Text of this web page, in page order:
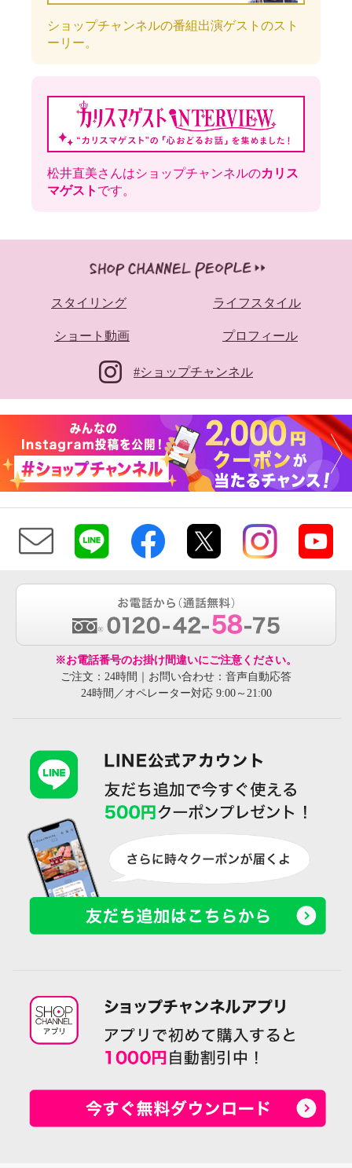
ショップチャンネルの番組出演ゲストのスト
ーリー。
松井直美さんはショップチャンネルのカリス
マゲスト です。
スタイリング ライフスタイル
ショート動画 プロフィール
#ショップチャンネル
※お電話番号のお掛け間違いにご注意ください。
ご注文：24時間｜お問い合わせ：音声自動応答
24時間／オペレーター対応 9:00～21:00